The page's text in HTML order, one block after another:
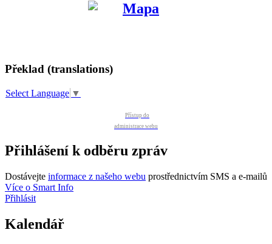
Překlad (translations)
Select Language ▼
Přístup do
administrace webu
Přihlášení k odběru zpráv
Dostávejte informace z našeho webu prostřednictvím SMS a e-mailů
Více o Smart Info
Přihlásit
Kalendář